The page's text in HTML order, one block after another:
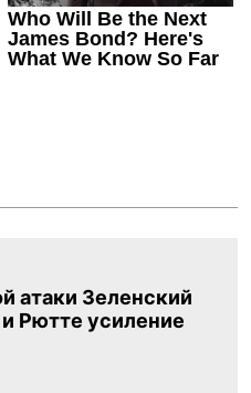
атаки Зеленский
Рютте усиление